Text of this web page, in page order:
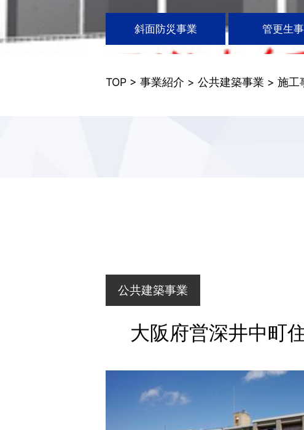
斜面防災事業 管更生
TOP > 事業紹介 > 公共建築事業 > 施工
公共建築事業
大阪府営深井中町